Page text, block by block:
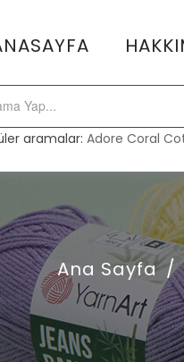
aramalar:Adore Coral
Ana Sayfa /